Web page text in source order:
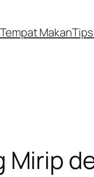
Tempat Makan
Mirip